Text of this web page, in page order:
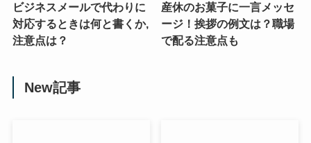
ビジネスメールで代わりに
対応するときは何と書くか,
注意点は？
産休のお菓子に一言メッセ
ージ！挨拶の例文は？職場
で配る注意点も
New記事